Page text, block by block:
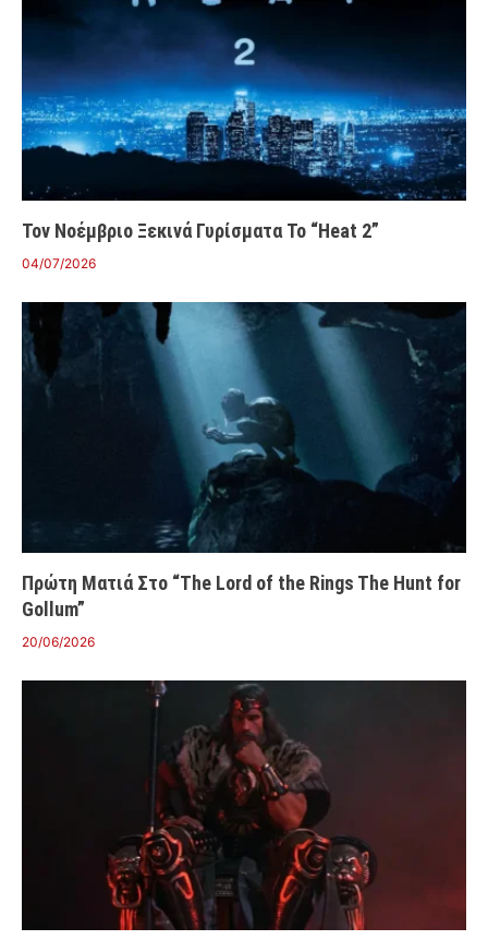
Τον Νοέμβριο Ξεκινά Γυρίσματα Το “Heat 2”
04/07/2026
Πρώτη Ματιά Στο “The Lord of the Rings The Hunt for
Gollum”
20/06/2026